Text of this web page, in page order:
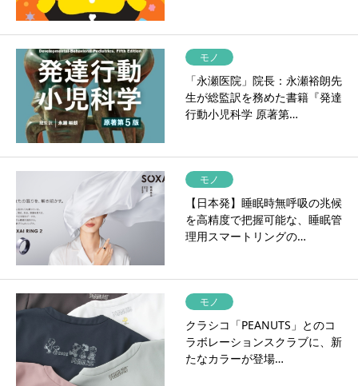
モノ
「永瀬医院」院長：永瀬裕朗先
生が総監訳を務めた書籍『発達
行動小児科学 原著第…
モノ
【日本発】睡眠時無呼吸の兆候
を高精度で把握可能な、睡眠管
理用スマートリングの…
モノ
クラシコ「PEANUTS」とのコ
ラボレーションスクラブに、新
たなカラーが登場…